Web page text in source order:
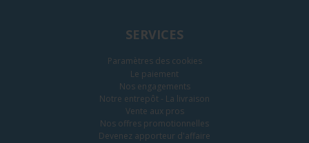
SERVICES
Paramètres des cookies
Le paiement
Nos engagements
Notre entrepôt - La livraison
Vente aux pros
Nos offres promotionnelles
Devenez apporteur d'affaire